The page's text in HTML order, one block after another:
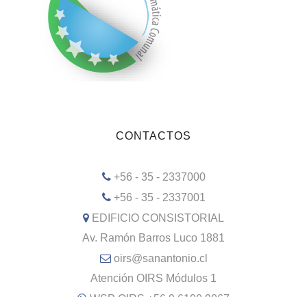
CONTACTOS
+56 - 35 - 2337000
+56 - 35 - 2337001
EDIFICIO CONSISTORIAL
Av. Ramón Barros Luco 1881
oirs@sanantonio.cl
Atención OIRS Módulos 1